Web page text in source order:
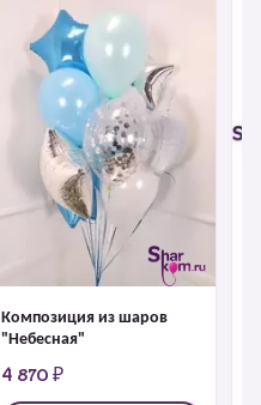
Композиция из шаров
"Небесная"
4 870 ₽